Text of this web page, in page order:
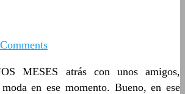
MESES atrás con unos amigos,
en ese momento. Bueno, en ese